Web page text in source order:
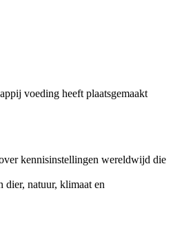
voeding heeft plaatsgemaakt
kennisinstellingen wereldwijd die
dier, natuur, klimaat en